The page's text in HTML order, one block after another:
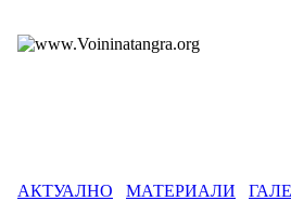
АКТУАЛНО МАТЕРИАЛИ